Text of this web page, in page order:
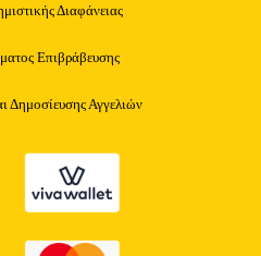
Διαφάνειας
Επιβράβευσης
Δημοσίευσης Αγγελιών